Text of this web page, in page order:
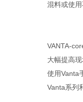
混料或使
VANTA-
大幅提高
使用Vanta
Vanta系列